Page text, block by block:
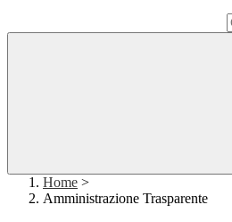
Home >
Amministrazione Trasparente